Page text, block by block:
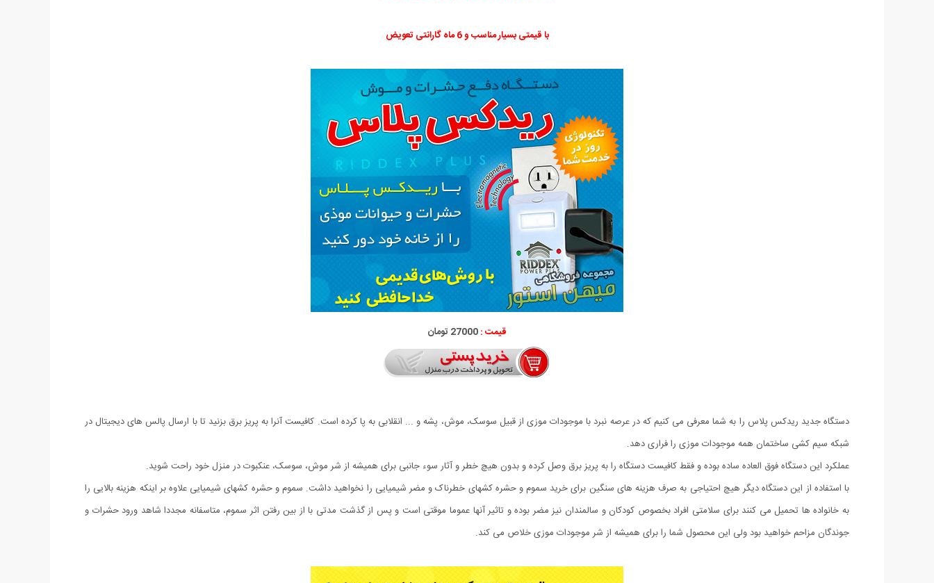
با قیمتی بسیار مناسب و 6 ماه گارانتی تعویض
قیمت :27000 تومان
دستگاه جدید ریدکس پلاس را به شما معرفی می کنیم که در عرصه نبرد با موجودات موزی از قبیل سوسک، موش، پشه و ... انقلابی به پا کرده است. کافیست آنرا به پریز برق بزنید تا با ارسال پالس های دیجیتال در
شبکه سیم کشی ساختمان همه موجودات موزی را فراری دهد.
عملکرد این دستگاه فوق العاده ساده بوده و فقط کافیست دستگاه را به پریز برق وصل کرده و بدون هیچ خطر و آثار سوء جانبی برای همیشه از شر موش، سوسک، عنکبوت در منزل خود راحت شوید.
با استفاده از این دستگاه دیگر هیچ احتیاجی به صرف هزینه های سنگین برای خرید سموم و حشره کشهای خطرناک و مضر شیمیایی را نخواهید داشت. سموم و حشره کشهای شیمیایی علاوه بر اینکه هزینه بالایی را
به خانواده ها تحمیل می کنند برای سلامتی افراد بخصوص کودکان و سالمندان نیز مضر بوده و تاثیر آنها عموما موقتی است و پس از گذشت مدتی با از بین رفتن اثر سموم، متاسفانه مجددا شاهد ورود حشرات و
جوندگان مزاحم خواهید بود ولی این محصول شما را برای همیشه از شر موجودات موزی خلاص می کند.